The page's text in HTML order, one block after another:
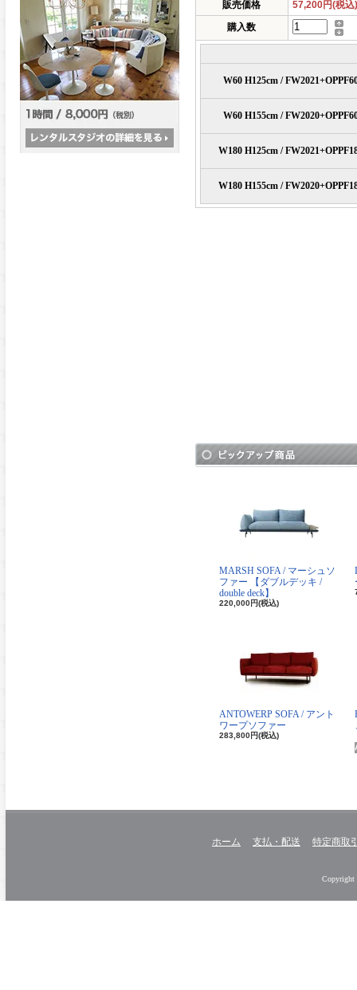
販売価格
57,200円(税込)
購入数
W60 H125cm /
W60 H155cm /
W180 H125cm /
W180 H155cm /
MARSH SOFA / マーシュソ
ファー 【ダブルデッキ /
double deck】
220,000円(税込)
ANTOWERP SOFA / アント
ワープソファー
283,800円(税込)
ホーム 支払・配送 特定商取
Copyright